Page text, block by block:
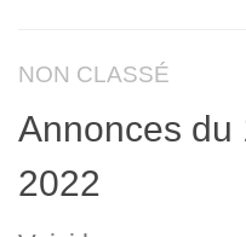
NON CLASSÉ
Annonces du
2022